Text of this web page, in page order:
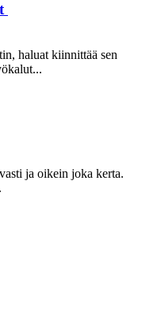
haluat kiinnittää sen
ja oikein joka kerta.